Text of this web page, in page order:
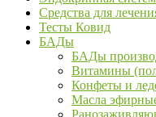
Средства для
Тесты Ковид
БАДы
БАДы
Витамины
Конфеты и
Масла